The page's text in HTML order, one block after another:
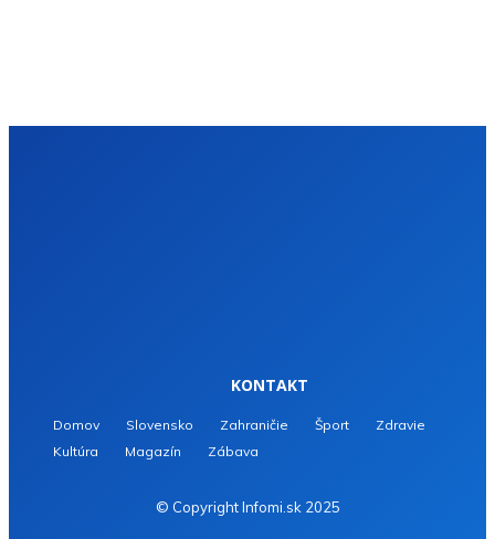
KONTAKT
Domov Slovensko Zahraničie Šport
Zdravie
Kultúra
Magazín Zábava
© Copyright Infomi.sk 2025